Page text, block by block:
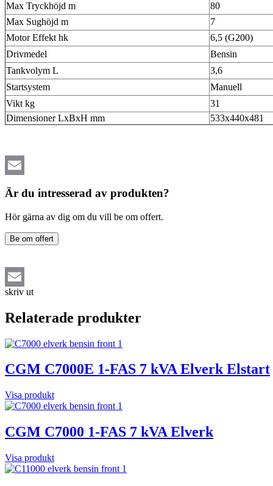
Max Tryckhöjd m
80
Max Sughöjd m
7
Motor Effekt hk
6,5 (G200)
Drivmedel
Bensin
Tankvolym L
3,6
Startsystem
Manuell
Vikt kg
31
Dimensioner LxBxH mm
533x440x481
Email
Är du intresserad av produkten?
Hör gärna av dig om du vill be om offert.
Be om offert
Email
skriv ut
Relaterade produkter
CGM C7000E 1-FAS 7 kVA Elverk Elstart
Visa produkt
CGM C7000 1-FAS 7 kVA Elverk
Visa produkt